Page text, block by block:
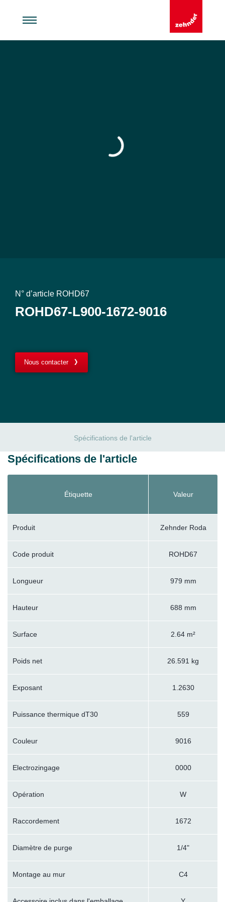
N° d’article ROHD67
ROHD67-L900-1672-9016
Nous contacter
Spécifications de l'article
Spécifications de l'article
Étiquette Valeur
Produit Zehnder Roda
Code produit ROHD67
Longueur 979 mm
Hauteur 688 mm
Surface 2.64 m²
Poids net 26.591 kg
Exposant 1.2630
Puissance thermique dT30 559
Couleur 9016
Electrozingage 0000
Opération W
Raccordement 1672
Diamètre de purge 1/4"
Montage au mur C4